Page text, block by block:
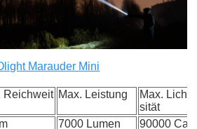
Marauder Mini
Reichweit Max. Leistung
Max.
sität
7000 Lumen 90000